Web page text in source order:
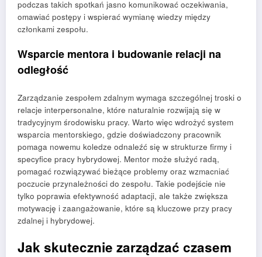
podczas takich spotkań jasno komunikować oczekiwania,
omawiać postępy i wspierać wymianę wiedzy między
członkami zespołu.
Wsparcie mentora i budowanie relacji na
odległość
Zarządzanie zespołem zdalnym wymaga szczególnej troski o
relacje interpersonalne, które naturalnie rozwijają się w
tradycyjnym środowisku pracy. Warto więc wdrożyć system
wsparcia mentorskiego, gdzie doświadczony pracownik
pomaga nowemu koledze odnaleźć się w strukturze firmy i
specyfice pracy hybrydowej. Mentor może służyć radą,
pomagać rozwiązywać bieżące problemy oraz wzmacniać
poczucie przynależności do zespołu. Takie podejście nie
tylko poprawia efektywność adaptacji, ale także zwiększa
motywację i zaangażowanie, które są kluczowe przy pracy
zdalnej i hybrydowej.
Jak skutecznie zarządzać czasem